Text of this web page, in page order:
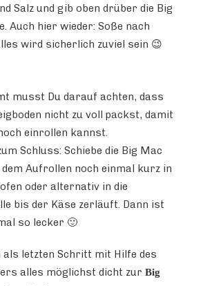
Salz und gib oben drüber die Big
Auch hier wieder: Soße nach
wird sicherlich zuviel sein 😉
musst Du darauf achten, dass
nicht zu voll packst, damit
einrollen kannst.
Schluss: Schiebe die Big Mac
dem Aufrollen noch einmal kurz in
oder alternativ in die
bis der Käse zerläuft. Dann ist
so lecker 🙂
als letzten Schritt mit Hilfe des
alles möglichst dicht zur Big